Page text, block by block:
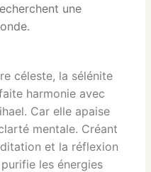
une
céleste, la sélénite
harmonie avec
Car elle apaise
mentale. Créant
et la réflexion
les énergies